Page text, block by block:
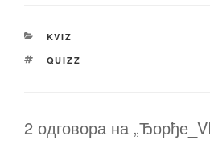
e
b
k
КАТЕГОРИЈЕ
KVIZ
ОЗНАКЕ
QUIZZ
2 одговора на